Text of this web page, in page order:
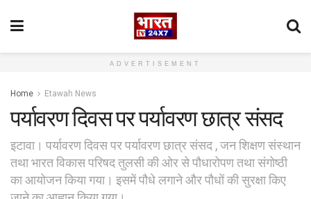
ADVERTISEMENT
Home Etawah News
पर्यावरण दिवस पर पर्यावरण छात्र संसद
इटावा। पर्यावरण दिवस पर पर्यावरण छात्र संसद , जन शिक्षण संस्थान
तथा भारत विकास परिषद तुलसी की ओर से पौधारोपण तथा संगोष्ठी
का आयोजन किया गया। इसमें पौधे लगाने और पौधों की सुरक्षा किए